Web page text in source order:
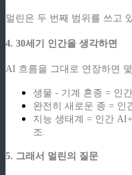
멀린은 두 번째 범위를 쓰고
4. 30세기 인간을 생각하면
AI 흐름을 그대로 연장하면
생물 - 기계 혼종 = 인
완전히 새로운 종 =
지능 생태계 = 인간
조.
5. 그래서 멀린의 질문